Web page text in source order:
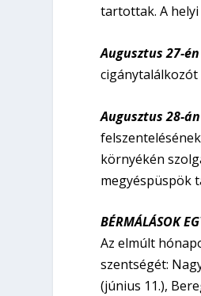
tartottak. A
Augusztus 27-én
cigánytalálkozót
Augusztus 28-án
környékén
megyéspüspök
BÉRMÁLÁSOK
Az elmúlt
szentségét:
(június 11.),